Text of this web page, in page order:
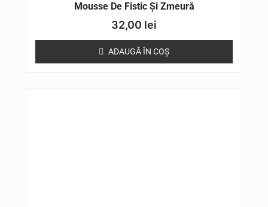
Mousse De Fistic Și Zmeură
32,00 lei
ADAUGĂ ÎN COȘ